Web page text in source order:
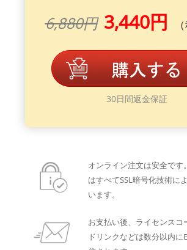
6,880円 3,440円
30日間返金保証
オンライン注文は安全です
はすべてSSL暗号化技術に
います。
お支払い後、ライセンスコ
ドリンクなどは数分以内に